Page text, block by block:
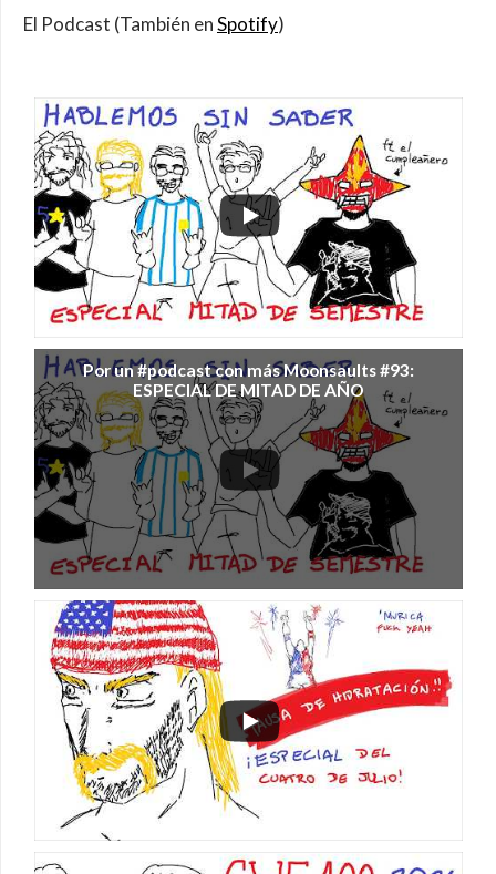
El Podcast (También enSpotify)
Por un #podcast con más Moonsaults #93:
ESPECIAL DE MITAD DE AÑO